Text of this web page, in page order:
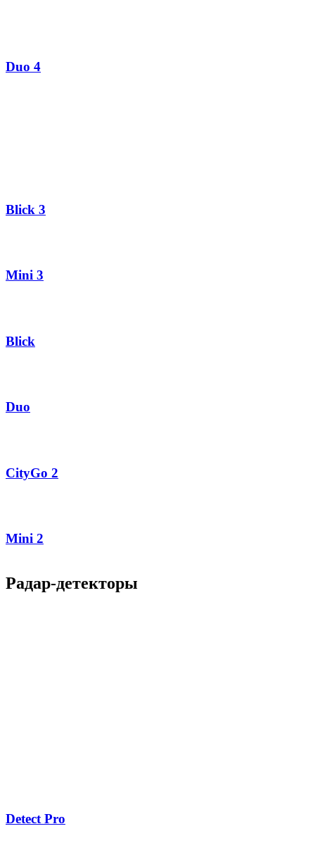
Duo 4
Blick 3
Mini 3
Blick
Duo
CityGo 2
Mini 2
Радар-детекторы
Detect Pro